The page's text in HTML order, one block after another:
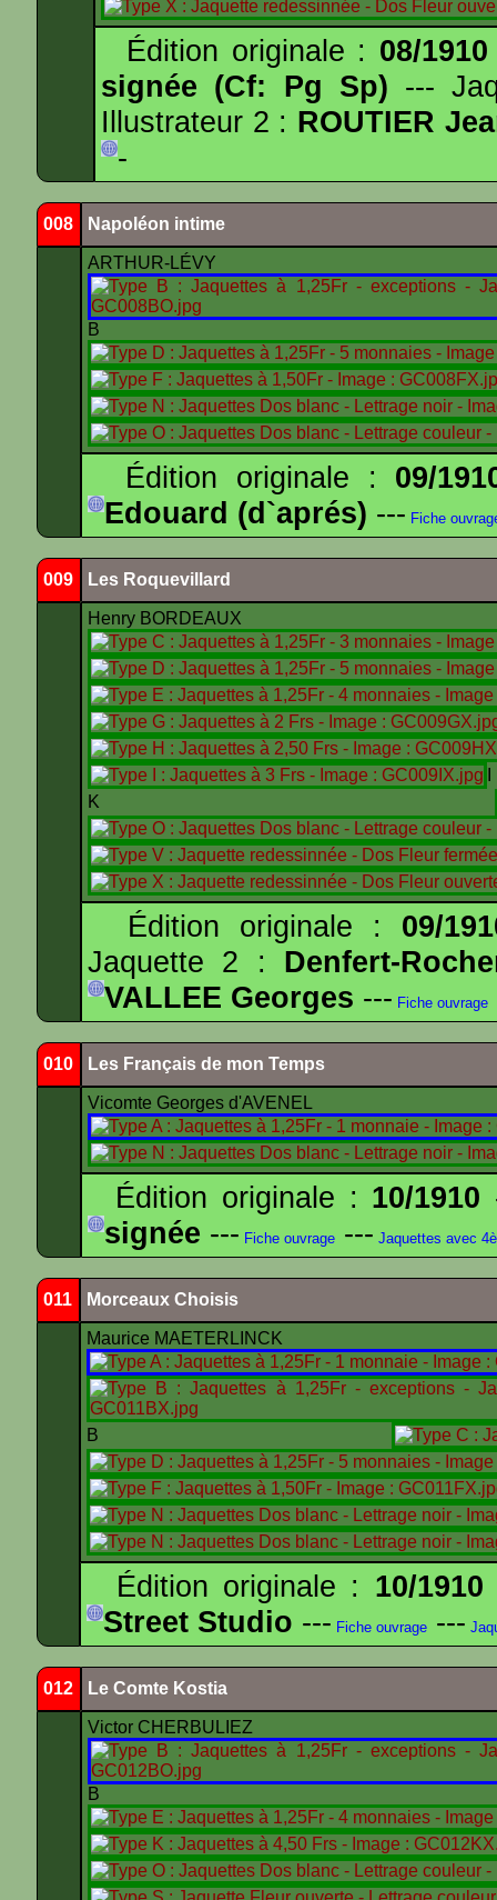
Édition originale : 08/1910
signée (Cf: Pg Sp) ---
Illustrateur 2 : ROUTIER
-
008 Napoléon intime
ARTHUR-LÉVY
B
Édition originale : 09/
Edouard (d`aprés) --- Fiche
009 Les Roquevillard
Henry BORDEAUX
K
Édition originale : 09/
Jaquette 2 : Denfert-
VALLEE Georges --- Fiche ouvrage
010 Les Français de mon Temps
Vicomte Georges d'AVENEL
Édition originale : 10/1910
signée --- Fiche ouvrage --- Jaquettes avec
011 Morceaux Choisis
Maurice MAETERLINCK
B
Édition originale : 10/1910
Street Studio --- Fiche ouvrage ---
012 Le Comte Kostia
Victor CHERBULIEZ
B